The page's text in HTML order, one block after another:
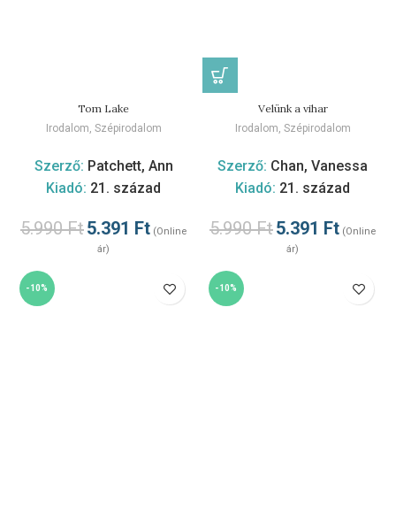
Tom Lake
Irodalom, Szépirodalom
Szerző: Patchett, Ann
Kiadó: 21. század
5.990Ft5.391 Ft (Online
ár)
Velünk a vihar
Irodalom, Szépirodalom
Szerző: Chan, Vanessa
Kiadó: 21. század
5.990Ft5.391 Ft (Online
ár)
-10% -10%